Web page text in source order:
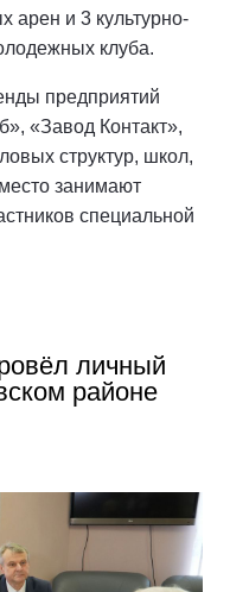
арен и 3 культурно-
клуба.
предприятий
«Завод Контакт»,
структур, школ,
занимают
специальной
личный
районе